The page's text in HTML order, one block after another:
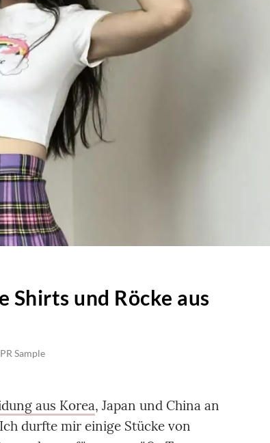
Shirts und Röcke aus
PR Sample
aus Korea, Japan und China an
durfte mir einige Stücke von